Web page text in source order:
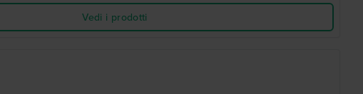
Vedi i prodotti